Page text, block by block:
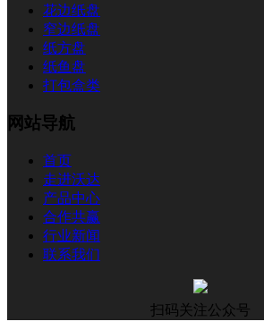
花边纸盘
窄边纸盘
纸方盘
纸鱼盘
打包盒类
网站导航
首页
走进沃达
产品中心
合作共赢
行业新闻
联系我们
扫码关注公众号